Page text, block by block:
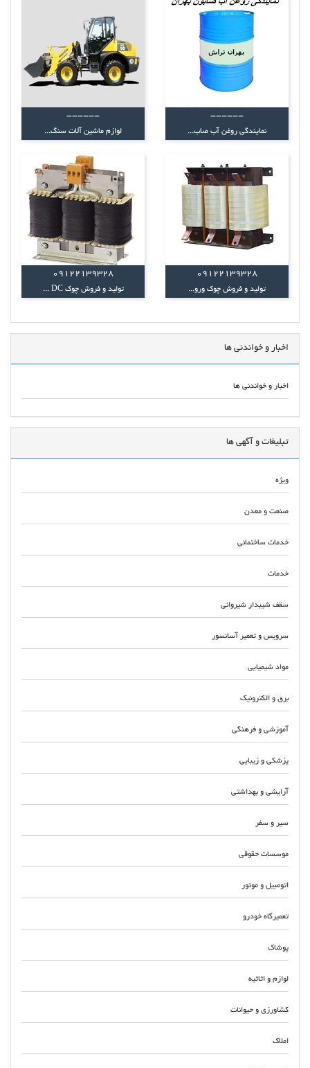
------
نمایندگی روغن آب صاب...
------
لوازم ماشین آلات سنگ...
09122139328
تولید و فروش چوک ورو...
09122139328
تولید و فروش چوک DC ...
اخبار و خواندنی ها
اخبار و خواندنی ها
تبلیغات و آگهی ها
ویژه
صنعت و معدن
خدمات ساختمانی
خدمات
سقف شیبدار شیروانی
سرویس و تعمیر آسانسور
مواد شیمیایی
برق و الکترونیک
آموزشی و فرهنگی
پزشکی و زیبایی
آرایشی و بهداشتی
سیر و سفر
موسسات حقوقی
اتومبیل و موتور
تعمیرگاه خودرو
پوشاک
لوازم و اثاثیه
کشاورزی و حیوانات
املاک